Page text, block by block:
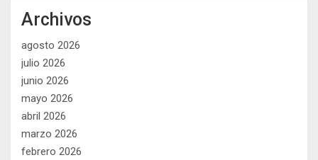
Archivos
agosto 2026
julio 2026
junio 2026
mayo 2026
abril 2026
marzo 2026
febrero 2026